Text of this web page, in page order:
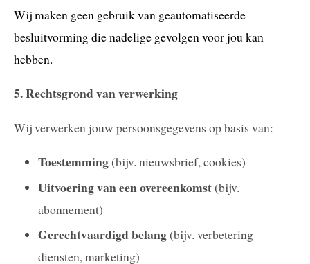
Wij maken geen gebruik van geautomatiseerde
besluitvorming die nadelige gevolgen voor jou kan
hebben.
5. Rechtsgrond van verwerking
Wij verwerken jouw persoonsgegevens op basis van:
Toestemming (bijv. nieuwsbrief, cookies)
Uitvoering van een overeenkomst (bijv.
abonnement)
Gerechtvaardigd belang (bijv. verbetering
diensten, marketing)